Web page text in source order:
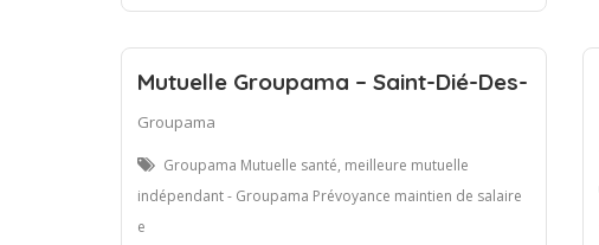
Mutuelle Groupama – Saint-Dié-Des-
Groupama
Groupama Mutuelle santé, meilleure mutuelle
indépendant - Groupama Prévoyance maintien de salaire
e